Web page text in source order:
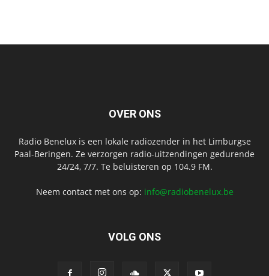
OVER ONS
Radio Benelux is een lokale radiozender in het Limburgse
Paal-Beringen. Ze verzorgen radio-uitzendingen gedurende
24/24, 7/7. Te beluisteren op 104.9 FM.
Neem contact met ons op: info@radiobenelux.be
VOLG ONS